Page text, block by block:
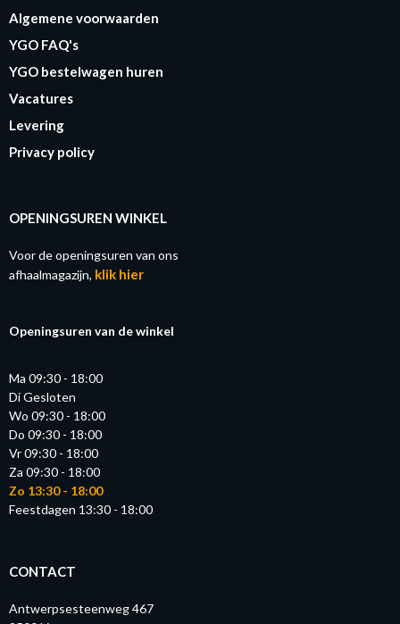
Algemene voorwaarden
YGO FAQ's
YGO bestelwagen huren
Vacatures
Levering
Privacy policy
OPENINGSUREN WINKEL
Voor de openingsuren van ons
afhaalmagazijn, klik hier
Openingsuren van de winkel
Ma 09:30 - 18:00
Di Gesloten
Wo 09:30 - 18:00
Do 09:30 - 18:00
Vr 09:30 - 18:00
Za 09:30 - 18:00
Zo 13:30 - 18:00
Feestdagen 13:30 - 18:00
CONTACT
Antwerpsesteenweg 467